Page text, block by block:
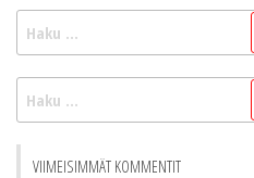
VIIMEISIMMÄT KOMMENTIT